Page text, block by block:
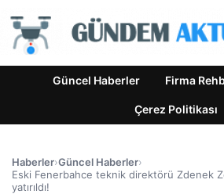
Güncel Haberler Firma
Çerez Politikası
Haberler›Güncel Haberler›
Eski Fenerbahce teknik direktörü Zdenek
yatırıldı!